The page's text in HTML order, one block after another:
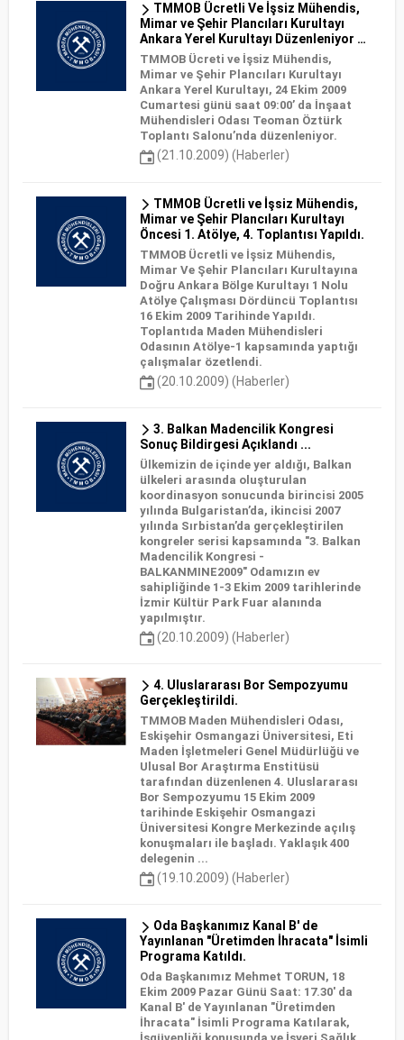
TMMOB Ücretli Ve İşsiz Mühendis,
Mimar ve Şehir Plancıları Kurultayı
Ankara Yerel Kurultayı Düzenleniyor …
TMMOB Ücreti ve İşsiz Mühendis,
Mimar ve Şehir Plancıları Kurultayı
Ankara Yerel Kurultayı, 24 Ekim 2009
Cumartesi günü saat 09:00’ da İnşaat
Mühendisleri Odası Teoman Öztürk
Toplantı Salonu’nda düzenleniyor.
(21.10.2009) (Haberler)
TMMOB Ücretli ve İşsiz Mühendis,
Mimar ve Şehir Plancıları Kurultayı
Öncesi 1. Atölye, 4. Toplantısı Yapıldı.
TMMOB Ücretli ve İşsiz Mühendis,
Mimar Ve Şehir Plancıları Kurultayına
Doğru Ankara Bölge Kurultayı 1 Nolu
Atölye Çalışması Dördüncü Toplantısı
16 Ekim 2009 Tarihinde Yapıldı.
Toplantıda Maden Mühendisleri
Odasının Atölye-1 kapsamında yaptığı
çalışmalar özetlendi.
(20.10.2009) (Haberler)
3. Balkan Madencilik Kongresi
Sonuç Bildirgesi Açıklandı ...
Ülkemizin de içinde yer aldığı, Balkan
ülkeleri arasında oluşturulan
koordinasyon sonucunda birincisi 2005
yılında Bulgaristan’da, ikincisi 2007
yılında Sırbistan’da gerçekleştirilen
kongreler serisi kapsamında "3. Balkan
Madencilik Kongresi -
BALKANMINE2009" Odamızın ev
sahipliğinde 1-3 Ekim 2009 tarihlerinde
İzmir Kültür Park Fuar alanında
yapılmıştır.
(20.10.2009) (Haberler)
4. Uluslararası Bor Sempozyumu
Gerçekleştirildi.
TMMOB Maden Mühendisleri Odası,
Eskişehir Osmangazi Üniversitesi, Eti
Maden İşletmeleri Genel Müdürlüğü ve
Ulusal Bor Araştırma Enstitüsü
tarafından düzenlenen 4. Uluslararası
Bor Sempozyumu 15 Ekim 2009
tarihinde Eskişehir Osmangazi
Üniversitesi Kongre Merkezinde açılış
konuşmaları ile başladı. Yaklaşık 400
delegenin ...
(19.10.2009) (Haberler)
Oda Başkanımız Kanal B' de
Yayınlanan "Üretimden İhracata" İsimli
Programa Katıldı.
Oda Başkanımız Mehmet TORUN, 18
Ekim 2009 Pazar Günü Saat: 17.30' da
Kanal B' de Yayınlanan "Üretimden
İhracata" İsimli Programa Katılarak,